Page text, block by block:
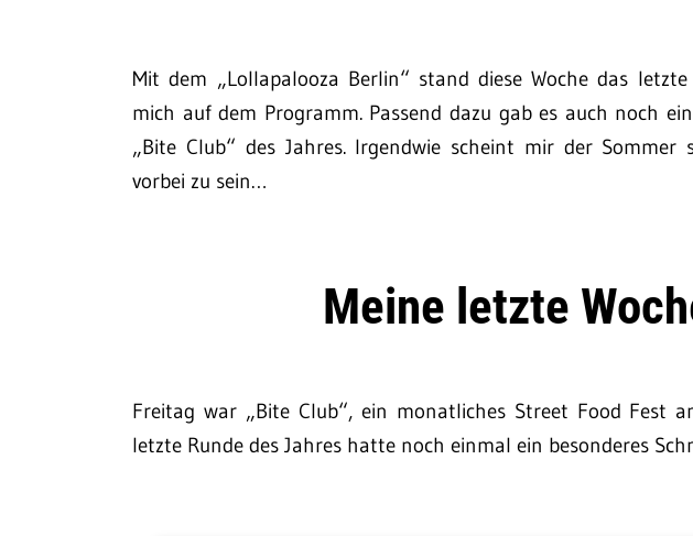
Mit dem „Lollapalooza Berlin“ stand diese Woche das
mich auf dem Programm. Passend dazu gab es auch noch
„Bite Club“ des Jahres. Irgendwie scheint mir der Sommer
vorbei zu sein…
Meine letzte
Freitag war „Bite Club“, ein monatliches Street Food Fest
letzte Runde des Jahres hatte noch einmal ein besonderes